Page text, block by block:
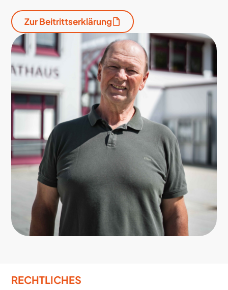
Zur Beitrittserklärung
RECHTLICHES